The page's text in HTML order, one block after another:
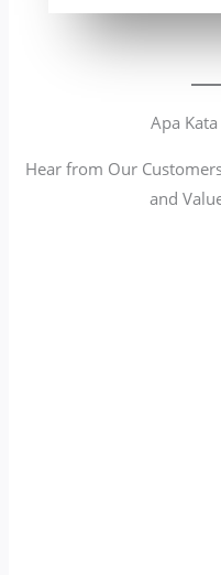
Apa
Hear from Our
and